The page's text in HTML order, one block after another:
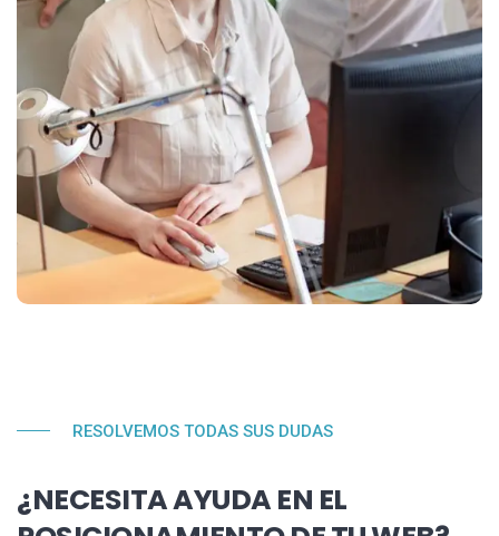
RESOLVEMOS TODAS SUS DUDAS
¿NECESITA AYUDA EN EL